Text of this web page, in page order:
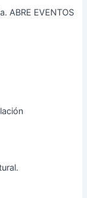
ABRE EVENTOS